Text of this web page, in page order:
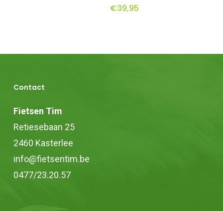
€39,95
Contact
Fietsen Tim
Retiesebaan 25
2460 Kasterlee
info@fietsentim.be
0477/23.20.57